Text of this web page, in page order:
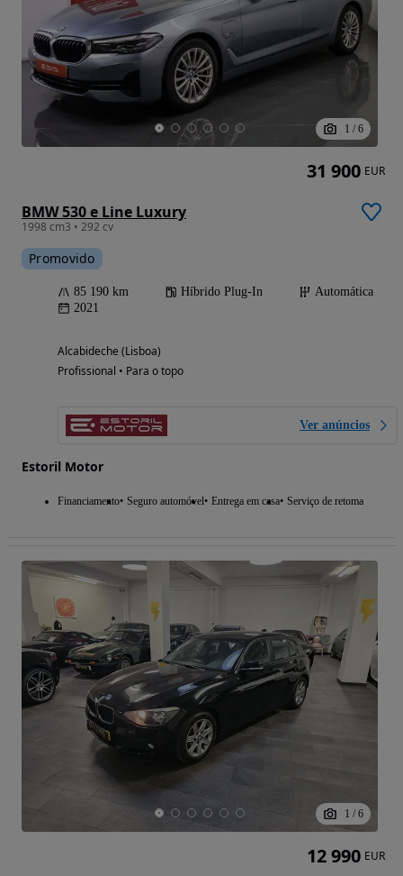
1 / 6
BMW 530 e Line Luxury
1998 cm3 • 292 cv
Promovido
85 190 km Híbrido Plug-In
Automática
2021
Alcabideche (Lisboa)
Profissional • Para o topo
Ver anúncios
Estoril Motor
Financiamento Seguro automóvel Entrega em casa Serviço de retoma
31 900 EUR
1 / 6
12 990 EUR